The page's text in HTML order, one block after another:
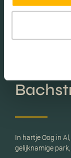
In hartje Oog in
gelijknamige